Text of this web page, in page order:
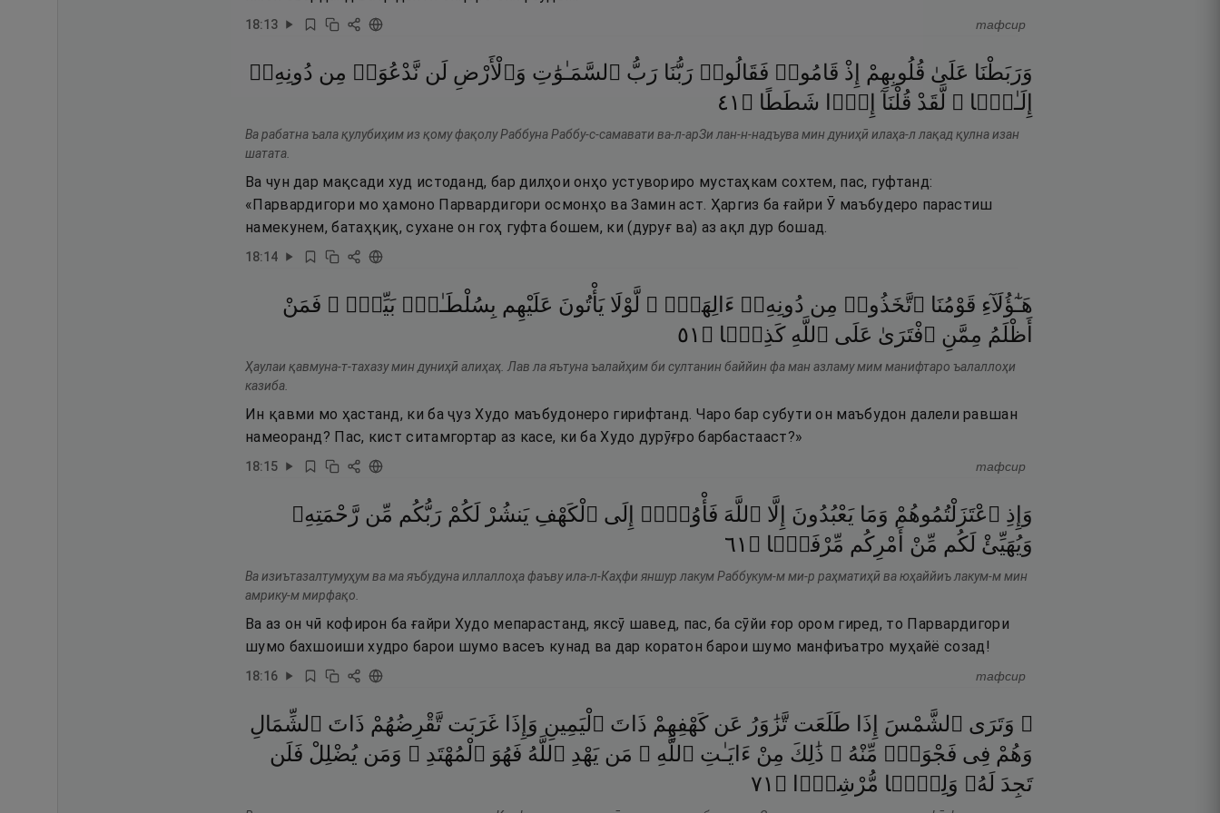
18:13 тафсир
وَرَبَطْنَا عَلَىٰ قُلُوبِهِمْ إِذْ قَامُوا۟ فَقَالُوا۟ رَبُّنَا رَبُّ ٱلسَّمَـٰوَٰتِ وَٱلْأَرْضِ لَن نَّدْعُوَا۟ مِن دُونِهِۦٓ
إِلَـٰهًۭا ۖ لَّقَدْ قُلْنَآ إِذًۭا شَطَطًا ۝ ١٤
Ва рабатна ъала қулубиҳим из қому фақолу Раббуна Раббу-с-самавати ва-л-арЗи лан-н-надъува мин дуниҳӣ илаҳа-л лақад қулна изан
шатата.
Ва чун дар мақсади худ истоданд, бар дилҳои онҳо устувориро мустаҳкам сохтем, пас, гуфтанд:
«Парвардигори мо ҳамоно Парвардигори осмонҳо ва Замин аст. Ҳаргиз ба ғайри Ӯ маъбудеро парастиш
намекунем, батаҳқиқ, сухане он гоҳ гуфта бошем, ки (дуруғ ва) аз ақл дур бошад.
18:14
هَـٰٓؤُلَآءِ قَوْمُنَا ٱتَّخَذُوا۟ مِن دُونِهِۦٓ ءَالِهَةًۭ ۖ لَّوْلَا يَأْتُونَ عَلَيْهِم بِسُلْطَـٰنٍۭ بَيِّنٍۢ ۖ فَمَنْ
أَظْلَمُ مِمَّنِ ٱفْتَرَىٰ عَلَى ٱللَّهِ كَذِبًۭا ۝ ١٥
Ҳаулаи қавмуна-т-тахазу мин дуниҳӣ алиҳаҳ. Лав ла яътуна ъалайҳим би султанин баййин фа ман азламу мим манифтаро ъалаллоҳи
казиба.
Ин қавми мо ҳастанд, ки ба ҷуз Худо маъбудонеро гирифтанд. Чаро бар субути он маъбудон далели равшан
намеоранд? Пас, кист ситамгортар аз касе, ки ба Худо дурӯғро барбастааст?»
18:15 тафсир
وَإِذِ ٱعْتَزَلْتُمُوهُمْ وَمَا يَعْبُدُونَ إِلَّا ٱللَّهَ فَأْوُۥٓا۟ إِلَى ٱلْكَهْفِ يَنشُرْ لَكُمْ رَبُّكُم مِّن رَّحْمَتِهِۦ
وَيُهَيِّئْ لَكُم مِّنْ أَمْرِكُم مِّرْفَقًۭا ۝ ١٦
Ва изиътазалтумуҳум ва ма яъбудуна иллаллоҳа фаъву ила-л-Каҳфи яншур лакум Раббукум-м ми-р раҳматиҳӣ ва юҳаййиъ лакум-м мин
амрику-м мирфақо.
Ва аз он чӣ кофирон ба ғайри Худо мепарастанд, яксӯ шавед, пас, ба сӯйи ғор ором гиред, то Парвардигори
шумо бахшоиши худро барои шумо васеъ кунад ва дар коратон барои шумо манфиъатро муҳайё созад!
18:16 тафсир
۞ وَتَرَى ٱلشَّمْسَ إِذَا طَلَعَت تَّزَٰوَرُ عَن كَهْفِهِمْ ذَاتَ ٱلْيَمِينِ وَإِذَا غَرَبَت تَّقْرِضُهُمْ ذَاتَ ٱلشِّمَالِ
وَهُمْ فِى فَجْوَةٍۢ مِّنْهُ ۚ ذَٰلِكَ مِنْ ءَايَـٰتِ ٱللَّهِ ۗ مَن يَهْدِ ٱللَّهُ فَهُوَ ٱلْمُهْتَدِ ۖ وَمَن يُضْلِلْ فَلَن
تَجِدَ لَهُۥ وَلِيًّۭا مُّرْشِدًۭا ۝ ١٧